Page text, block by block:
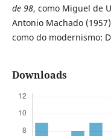
de 98, como Miguel de
Antonio Machado
como do modernismo:
Downloads